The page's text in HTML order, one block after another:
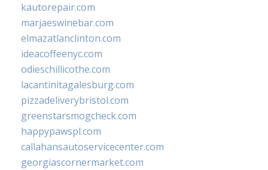
kautorepair.com
marjaeswinebar.com
elmazatlanclinton.com
ideacoffeenyc.com
odieschillicothe.com
lacantinitagalesburg.com
pizzadeliverybristol.com
greenstarsmogcheck.com
happypawspl.com
callahansautoservicecenter.com
georgiascornermarket.com